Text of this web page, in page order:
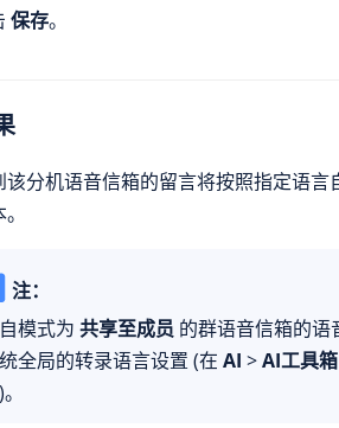
保存。
该分机语音信箱的留言将按照指定语言
注：
模式为 共享至成员 的群语音信箱的语
全局的转录语言设置 (在 AI >AI工具箱